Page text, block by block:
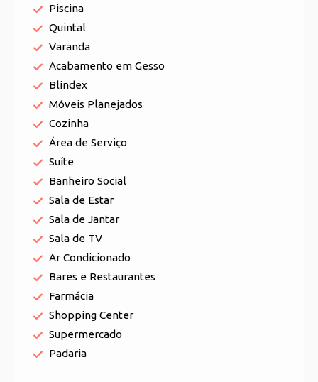
Piscina
Quintal
Varanda
Acabamento em Gesso
Blindex
Móveis Planejados
Cozinha
Área de Serviço
Suíte
Banheiro Social
Sala de Estar
Sala de Jantar
Sala de TV
Ar Condicionado
Bares e Restaurantes
Farmácia
Shopping Center
Supermercado
Padaria